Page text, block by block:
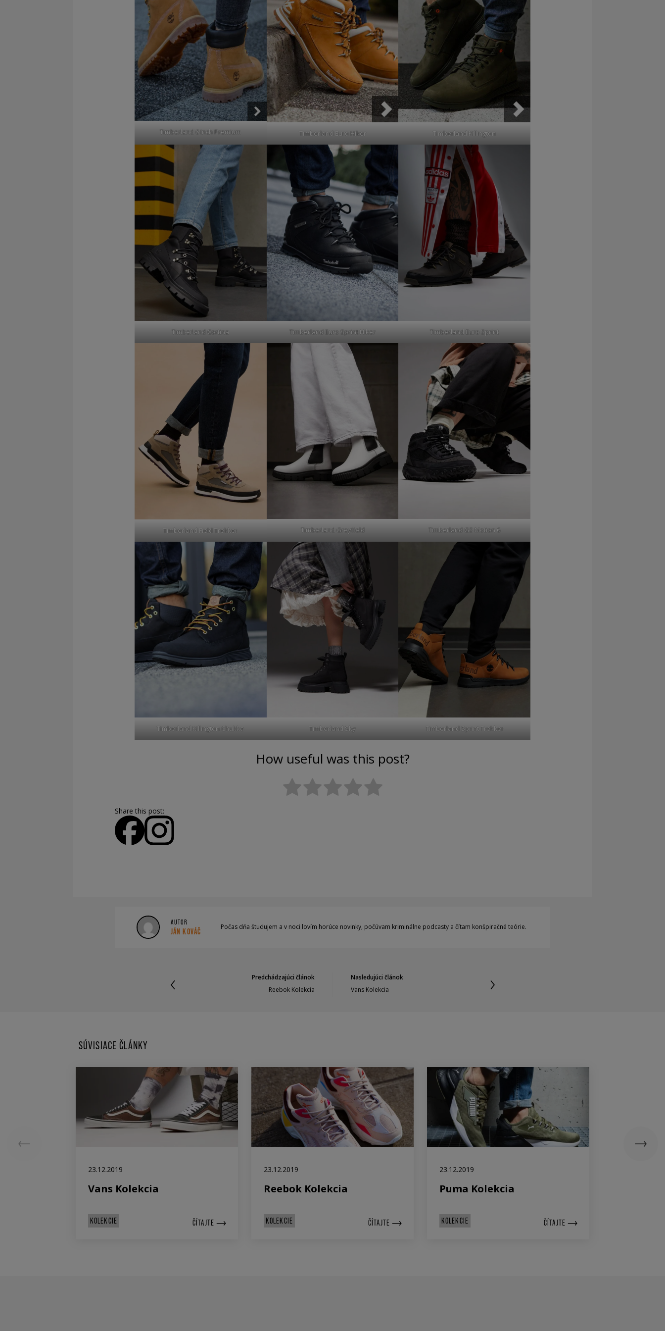
Timberland 6 Inch Premium Timberland Euro Hiker Timberland Killington
Timberland Cortina Timberland Euro Sprint Hiker Timberland Euro Sprint
Timberland Field Trekker Timberland Greyfield Timberland GS Motion 6
Timberland Killington Chukka Timberland Sky Timberland Sprint Trekker
How useful was this post?
Share this post:
AUTOR
JÁN KOVÁČ Počas dňa študujem a v noci lovím horúce novinky, počúvam kriminálne podcasty a čítam konšpiračné teórie.
Predchádzajúci článok
Reebok Kolekcia
Nasledujúci článok
Vans Kolekcia
SÚVISIACE ČLÁNKY
23.12.2019
Vans Kolekcia
KOLEKCIE ČÍTAJTE
23.12.2019
Reebok Kolekcia
KOLEKCIE ČÍTAJTE
23.12.2019
Puma Kolekcia
KOLEKCIE ČÍTAJTE